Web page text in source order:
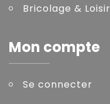
Bricolage & Loisir
Mon compte
Se connecter